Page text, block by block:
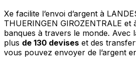
Xe facilite l’envoi d’argent à
THUERINGEN GIROZENTRALE et
banques à travers le monde. Avec
plus de 130 devises et des
vous pouvez envoyer de l’argent